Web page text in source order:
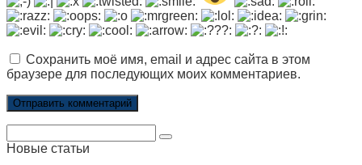
Сохранить моё имя, email и адрес сайта в этом
браузере для последующих моих комментариев.
Новые статьи